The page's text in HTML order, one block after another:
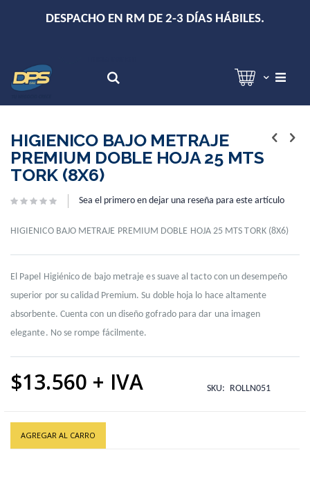
DESPACHO EN RM DE 2-3 DÍAS HÁBILES.
to
the
end
of
the
images
to
the
beginning
of
the
images
HIGIENICO BAJO METRAJE
PREMIUM DOBLE HOJA 25 MTS
TORK (8X6)
Sea el primero en dejar una reseña para este artículo
HIGIENICO BAJO METRAJE PREMIUM DOBLE HOJA 25 MTS TORK (8X6)
El Papel Higiénico de bajo metraje es suave al tacto con un desempeño
superior por su calidad Premium. Su doble hoja lo hace altamente
absorbente. Cuenta con un diseño gofrado para dar una imagen
elegante. No se rompe fácilmente.
$13.560 SKU ROLLN051
AGREGAR AL CARRO